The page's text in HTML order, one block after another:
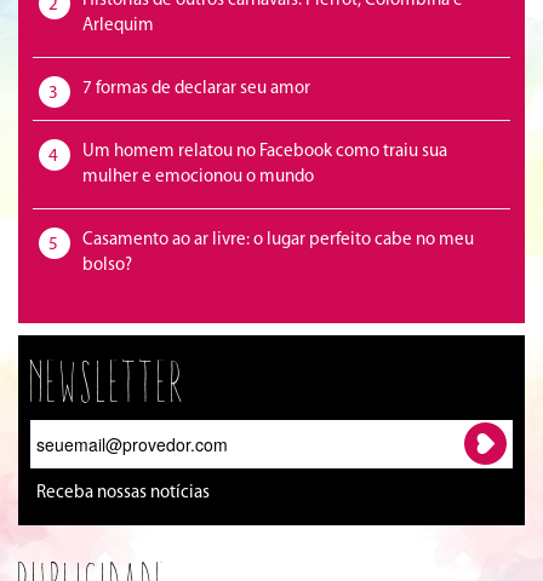
2
Arlequim
3 7 formas de declarar seu amor
4
Um homem relatou no Facebook como traiu sua
mulher e emocionou o mundo
5
Casamento ao ar livre: o lugar perfeito cabe no meu
bolso?
Newsletter
Receba nossas notícias